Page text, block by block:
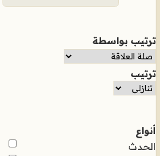
ترتيب بواسطة
ترتيب
أنواع
الحدث